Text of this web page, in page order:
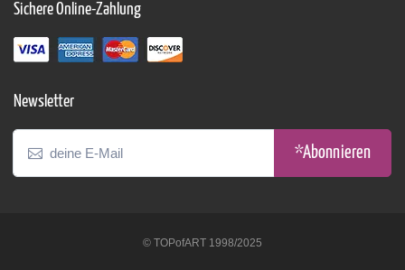
Sichere Online-Zahlung
Newsletter
*Abonnieren
© TOPofART 1998/2025